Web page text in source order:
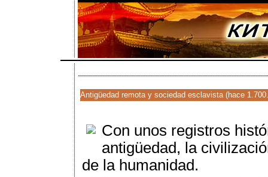
Antigüedad remota y sociedad esclavista (hace
Con unos registros
antigüedad, la
de la humanidad.